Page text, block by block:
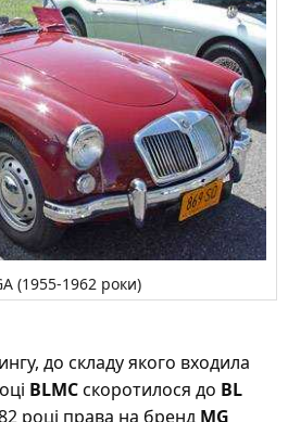
(1955-1962 роки)
до складу якого входила
BLMCскоротилося до BL
році права на бренд MG